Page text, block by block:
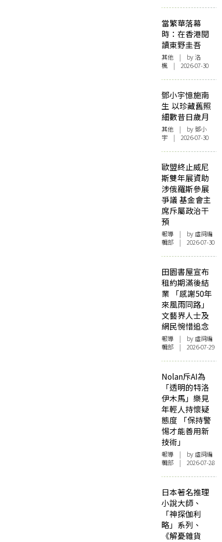
當繁華落幕
時：在香港閱
讀東野圭吾
其他 | by洛
楓 | 2026-07-30
鄧小宇憶施南
生 以珍藏舊照
細數昔日歲月
其他 | by 鄧小
宇 | 2026-07-30
歐盟終止威尼
斯雙年展資助
涉俄羅斯參展
爭議 基金會主
席斥屬政治干
預
報導 | by 虛詞編
輯部 | 2026-07-30
田園書屋宣布
租約期滿後結
業 「感謝50年
來風雨同路」
文藝界人士及
網民惋惜追念
報導 | by 虛詞編
輯部 | 2026-07-29
Nolan斥AI為
「透明的特洛
伊木馬」樂見
年輕人持懷疑
態度 「保持警
惕才能善用新
技術」
報導 | by 虛詞編
輯部 | 2026-07-28
日本著名推理
小說大師、
「神探伽利
略」系列、
《解憂雜貨